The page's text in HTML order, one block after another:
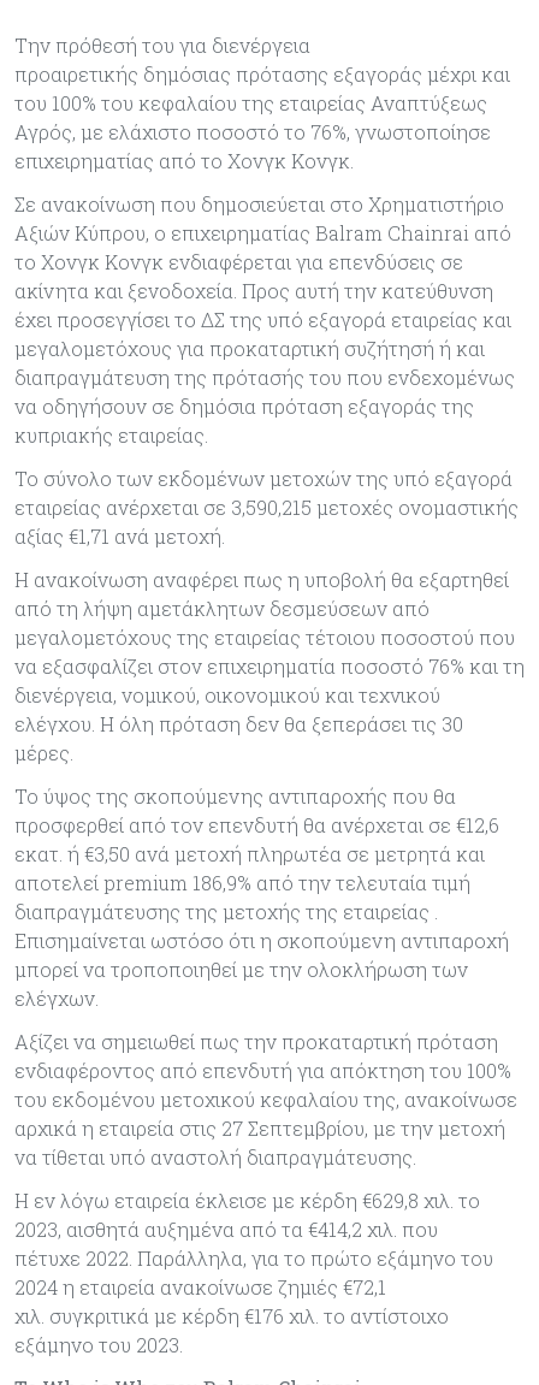
Την πρόθεσή του για διενέργεια
προαιρετικής δημόσιας πρότασης εξαγοράς μέχρι και
του 100% τoυ κεφαλαίου της εταιρείας Αναπτύξεως
Αγρός, με ελάχιστο ποσοστό το 76%, γνωστοποίησε
επιχειρηματίας από το Χονγκ Κονγκ.
Σε ανακοίνωση που δημοσιεύεται στο Χρηματιστήριο
Αξιών Κύπρου, ο επιχειρηματίας Balram Chainrai από
το Χονγκ Κονγκ ενδιαφέρεται για επενδύσεις σε
ακίνητα και ξενοδοχεία. Προς αυτή την κατεύθυνση
έχει προσεγγίσει το ΔΣ της υπό εξαγορά εταιρείας και
μεγαλομετόχους για προκαταρτική συζήτησή ή και
διαπραγμάτευση της πρότασής του που ενδεχομένως
να οδηγήσουν σε δημόσια πρόταση εξαγοράς της
κυπριακής εταιρείας.
Το σύνολο των εκδομένων μετοχών της υπό εξαγορά
εταιρείας ανέρχεται σε 3,590,215 μετοχές ονομαστικής
αξίας €1,71 ανά μετοχή.
Η ανακοίνωση αναφέρει πως η υποβολή θα εξαρτηθεί
από τη λήψη αμετάκλητων δεσμεύσεων από
μεγαλομετόχους της εταιρείας τέτοιου ποσοστού που
να εξασφαλίζει στον επιχειρηματία ποσοστό 76% και τη
διενέργεια, νομικού, οικονομικού και τεχνικού
ελέγχου. Η όλη πρόταση δεν θα ξεπεράσει τις 30
μέρες.
Το ύψος της σκοπούμενης αντιπαροχής που θα
προσφερθεί από τον επενδυτή θα ανέρχεται σε €12,6
εκατ. ή €3,50 ανά μετοχή πληρωτέα σε μετρητά και
αποτελεί premium 186,9% από την τελευταία τιμή
διαπραγμάτευσης της μετοχής της εταιρείας .
Επισημαίνεται ωστόσο ότι η σκοπούμενη αντιπαροχή
μπορεί να τροποποιηθεί με την ολοκλήρωση των
ελέγχων.
Αξίζει να σημειωθεί πως την προκαταρτική πρόταση
ενδιαφέροντος από επενδυτή για απόκτηση του 100%
του εκδομένου μετοχικού κεφαλαίου της, ανακοίνωσε
αρχικά η εταιρεία στις 27 Σεπτεμβρίου, με την μετοχή
να τίθεται υπό αναστολή διαπραγμάτευσης.
Η εν λόγω εταιρεία έκλεισε με κέρδη €629,8 χιλ. το
2023, αισθητά αυξημένα από τα €414,2 χιλ. που
πέτυχε 2022. Παράλληλα, για το πρώτο εξάμηνο του
2024 η εταιρεία ανακοίνωσε ζημιές €72,1
χιλ. συγκριτικά με κέρδη €176 χιλ. το αντίστοιχο
εξάμηνο του 2023.